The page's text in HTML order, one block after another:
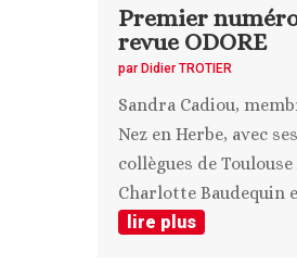
Premier
revue ODORE
par Didier TROTIER
Sandra Cadiou,
Nez en Herbe, avec ses
collègues de Toulouse
Charlotte Baudequin
lire plus